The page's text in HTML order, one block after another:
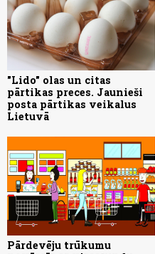
"Lido" olas un citas
pārtikas preces. Jaunieši
posta pārtikas veikalus
Lietuvā
Pārdevēju trūkumu